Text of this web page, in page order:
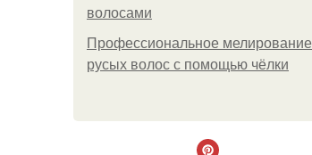
волосами
Профессиональное мелирование
русых волос с помощью чёлки